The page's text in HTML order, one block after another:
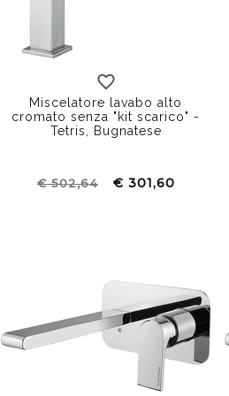
Miscelatore lavabo alto
cromato senza "kit scarico" -
Tetris, Bugnatese
€ 502,64 € 301,60